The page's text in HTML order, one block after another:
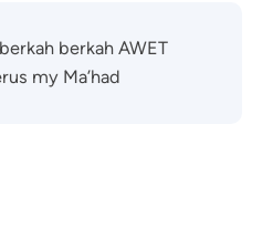
berkah AWET
my Ma’had